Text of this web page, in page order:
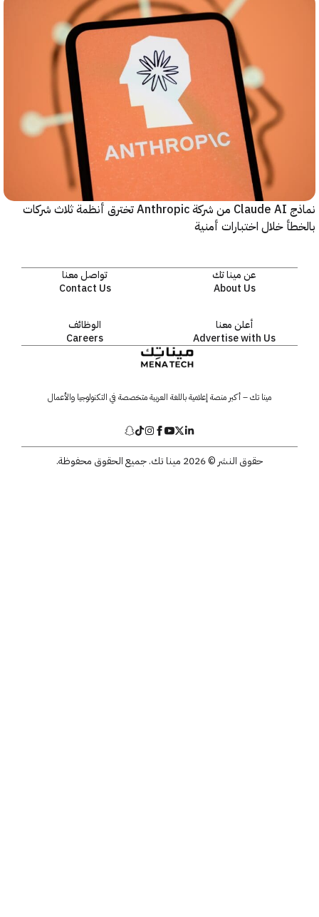
نماذج Claude AI من شركة Anthropic تخترق أنظمة ثلاث شركات
خلال اختبارات أمنية
عن مينا تك
About Us
تواصل معنا
Contact Us
أعلن معنا
Advertise with Us
الوظائف
Careers
مينا تك – أكبر منصة إعلامية باللغة العربية متخصصة في التكنولوجيا والأعمال
حقوق النشر © 2026 مينا تك. جميع الحقوق محفوظة.